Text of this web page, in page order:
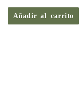
Añadir al carrito